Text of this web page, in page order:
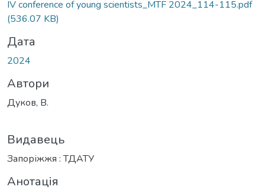
ІV conference of young scientists_MTF 2024_114-115.pdf
(536.07 KB)
Дата
2024
Автори
Дуков, В.
Видавець
Запоріжжя : ТДАТУ
Анотація